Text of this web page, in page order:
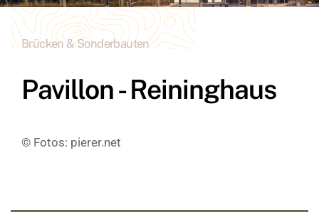
Brücken & Sonderbauten
Pavillon - Reininghaus
© Fotos: pierer.net